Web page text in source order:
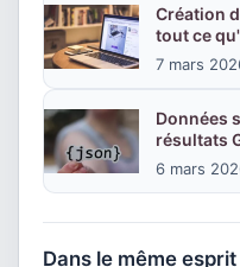
Création
tout ce
7 mars
Données
résultats
6 mars
Dans le même esprit